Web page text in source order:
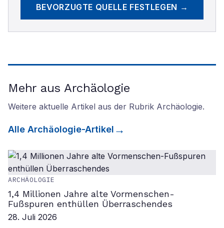
BEVORZUGTE QUELLE FESTLEGEN →
Mehr aus Archäologie
Weitere aktuelle Artikel aus der Rubrik Archäologie.
Alle Archäologie-Artikel
ARCHÄOLOGIE
1,4 Millionen Jahre alte Vormenschen-
Fußspuren enthüllen Überraschendes
28. Juli 2026